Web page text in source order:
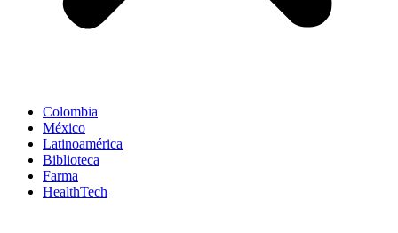
Colombia
México
Latinoamérica
Biblioteca
Farma
HealthTech